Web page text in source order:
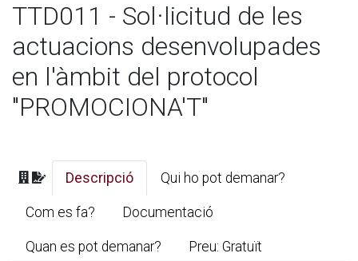
TTD011 - Sol·licitud de les
actuacions desenvolupades
en l'àmbit del protocol
"PROMOCIONA'T"
Descripció Qui ho pot demanar?
Com es fa? Documentació
Quan es pot demanar? Preu: Gratuït